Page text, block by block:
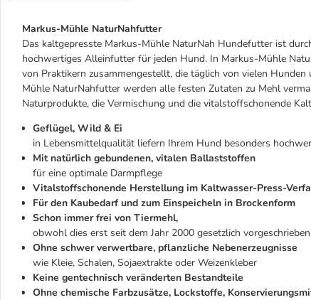
Markus-Mühle NaturNahfutter
Das kaltgepresste Markus-Mühle NaturNah Hundefutter ist
hochwertiges Alleinfutter für jeden Hund. In Markus-Mühle
von Praktikern zusammengestellt, die täglich von vielen
Mühle NaturNahfutter werden alle festen Zutaten zu Mehl
Naturprodukte, die Vermischung und die vitalstoffschonende
Geflügel, Wild & Ei
in Lebensmittelqualität liefern Ihrem Hund besonders
Mit natürlich gebundenen, vitalen Ballaststoffen
für eine optimale Darmpflege
Vitalstoffschonende Herstellung im Kaltwasser-Press-
Für den Kaubedarf und zum Einspeicheln in Brockenform
Schon immer frei von Tiermehl,
obwohl dies erst seit dem Jahr 2000 gesetzlich
Ohne schwer verwertbare, pflanzliche Nebenerzeugnisse
wie Kleie, Schalen, Sojaextrakte oder Weizenkleber
Keine gentechnisch veränderten Bestandteile
Ohne chemische Farbzusätze, Lockstoffe,